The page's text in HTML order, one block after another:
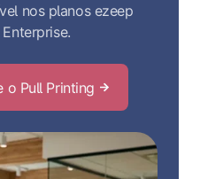
nos planos ezeep
o Pull Printing